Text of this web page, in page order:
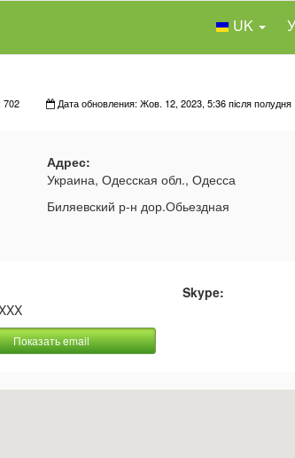
UK
702 Дата обновления: Жов. 12, 2023, 5:36 після полудня
Адрес:
Украина, Одесская обл., Одесса
Биляевский р-н дор.Обьездная
Показать email
Skype: